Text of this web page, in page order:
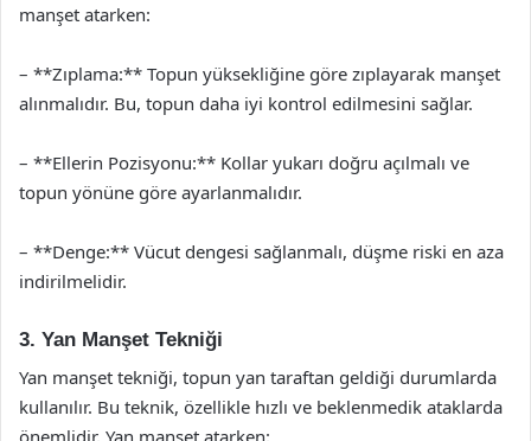
manşet atarken:
– **Zıplama:** Topun yüksekliğine göre zıplayarak manşet
alınmalıdır. Bu, topun daha iyi kontrol edilmesini sağlar.
– **Ellerin Pozisyonu:** Kollar yukarı doğru açılmalı ve
topun yönüne göre ayarlanmalıdır.
– **Denge:** Vücut dengesi sağlanmalı, düşme riski en aza
indirilmelidir.
3. Yan Manşet Tekniği
Yan manşet tekniği, topun yan taraftan geldiği durumlarda
kullanılır. Bu teknik, özellikle hızlı ve beklenmedik ataklarda
önemlidir. Yan manşet atarken: